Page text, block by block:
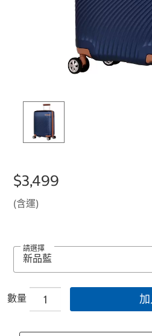
$3,499
(含運)
請選擇
數量